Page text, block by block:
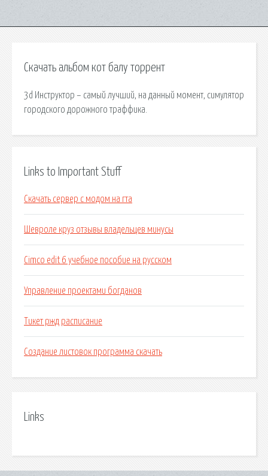
Скачать альбом кот балу торрент
3d Инструктор – самый лучший, на данный момент, симулятор
городского дорожного траффика.
Links to Important Stuff
Скачать сервер с модом на гта
Шевроле круз отзывы владельцев минусы
Cimco edit 6 учебное пособие на русском
Управление проектами богданов
Тикет ржд расписание
Создание листовок программа скачать
Links